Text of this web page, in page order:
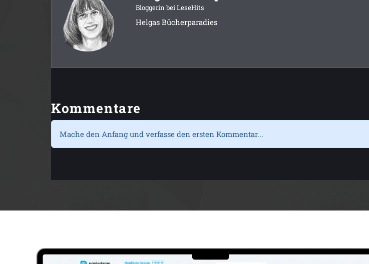
Bloggerin bei LeseHits
Helgas Bücherparadies
Kommentare
Mache den Anfang und verfasse den ersten Kommentar...